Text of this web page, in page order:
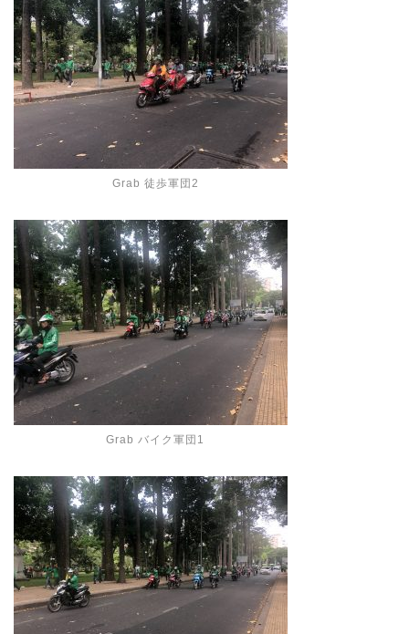
Grab 徒歩軍団2
Grab バイク軍団1